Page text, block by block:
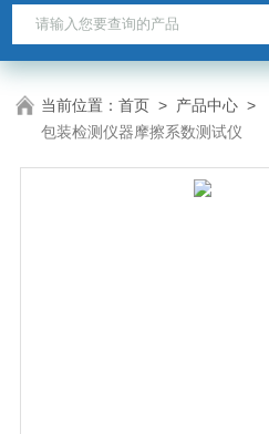
当前位置：首页 > 产品中心 >
包装检测仪器摩擦系数测试仪